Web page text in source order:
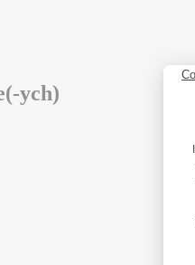
ych)